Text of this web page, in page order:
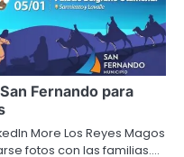
Fernando para
More Los Reyes Magos
fotos con las familias.…